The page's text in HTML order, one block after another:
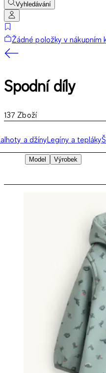
Vyhledávání
Žádné položky v nákupním
Spodní díly
137 Zboží
a džínyLegíny a tepláky
Model
Výrobek